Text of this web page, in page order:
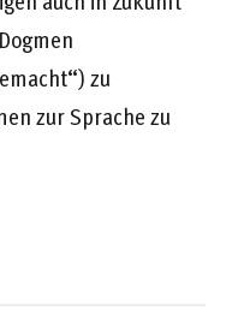
zu
zur Sprache zu